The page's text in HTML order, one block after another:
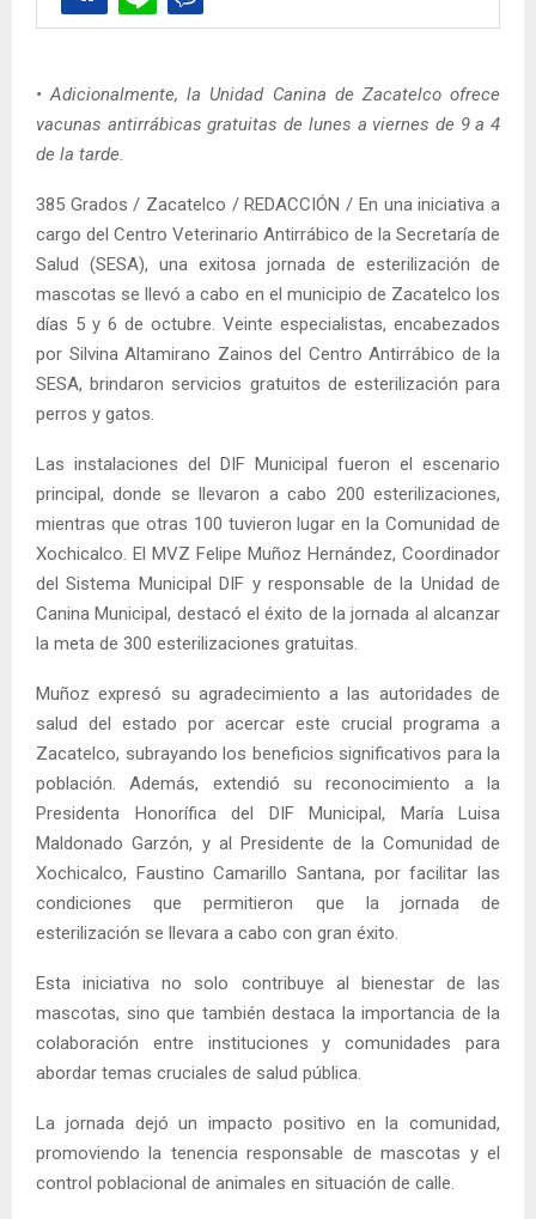
• Adicionalmente, la Unidad Canina de Zacatelco ofrece
vacunas antirrábicas gratuitas de lunes a viernes de 9 a 4
de la tarde.
385 Grados / Zacatelco / REDACCIÓN / En una iniciativa a
cargo del Centro Veterinario Antirrábico de la Secretaría de
Salud (SESA), una exitosa jornada de esterilización de
mascotas se llevó a cabo en el municipio de Zacatelco los
días 5 y 6 de octubre. Veinte especialistas, encabezados
por Silvina Altamirano Zainos del Centro Antirrábico de la
SESA, brindaron servicios gratuitos de esterilización para
perros y gatos.
Las instalaciones del DIF Municipal fueron el escenario
principal, donde se llevaron a cabo 200 esterilizaciones,
mientras que otras 100 tuvieron lugar en la Comunidad de
Xochicalco. El MVZ Felipe Muñoz Hernández, Coordinador
del Sistema Municipal DIF y responsable de la Unidad de
Canina Municipal, destacó el éxito de la jornada al alcanzar
la meta de 300 esterilizaciones gratuitas.
Muñoz expresó su agradecimiento a las autoridades de
salud del estado por acercar este crucial programa a
Zacatelco, subrayando los beneficios significativos para la
población. Además, extendió su reconocimiento a la
Presidenta Honorífica del DIF Municipal, María Luisa
Maldonado Garzón, y al Presidente de la Comunidad de
Xochicalco, Faustino Camarillo Santana, por facilitar las
condiciones que permitieron que la jornada de
esterilización se llevara a cabo con gran éxito.
Esta iniciativa no solo contribuye al bienestar de las
mascotas, sino que también destaca la importancia de la
colaboración entre instituciones y comunidades para
abordar temas cruciales de salud pública.
La jornada dejó un impacto positivo en la comunidad,
promoviendo la tenencia responsable de mascotas y el
control poblacional de animales en situación de calle.